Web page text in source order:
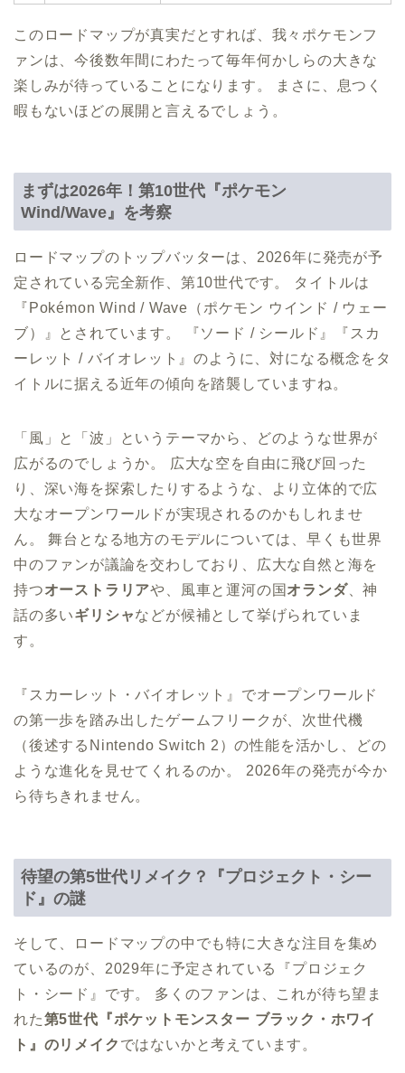
このロードマップが真実だとすれば、我々ポケモンフ
ァンは、今後数年間にわたって毎年何かしらの大きな
楽しみが待っていることになります。 まさに、息つく
暇もないほどの展開と言えるでしょう。
まずは2026年！第10世代『ポケモン
Wind/Wave』を考察
ロードマップのトップバッターは、2026年に発売が予
定されている完全新作、第10世代です。 タイトルは
『Pokémon Wind / Wave（ポケモン ウインド / ウェー
ブ）』とされています。 『ソード / シールド』『スカ
ーレット / バイオレット』のように、対になる概念をタ
イトルに据える近年の傾向を踏襲していますね。
「風」と「波」というテーマから、どのような世界が
広がるのでしょうか。 広大な空を自由に飛び回った
り、深い海を探索したりするような、より立体的で広
大なオープンワールドが実現されるのかもしれませ
ん。 舞台となる地方のモデルについては、早くも世界
中のファンが議論を交わしており、広大な自然と海を
持つオーストラリアや、風車と運河の国 オランダ、神
話の多いギリシャなどが候補として挙げられていま
す。
『スカーレット・バイオレット』でオープンワールド
の第一歩を踏み出したゲームフリークが、次世代機
（後述するNintendo Switch 2）の性能を活かし、どの
ような進化を見せてくれるのか。 2026年の発売が今か
ら待ちきれません。
待望の第5世代リメイク？『プロジェクト・シー
ド』の謎
そして、ロードマップの中でも特に大きな注目を集め
ているのが、2029年に予定されている『プロジェク
ト・シード』です。 多くのファンは、これが待ち望ま
れた第5世代『ポケットモンスター ブラック・ホワイ
ト』のリメイク ではないかと考えています。